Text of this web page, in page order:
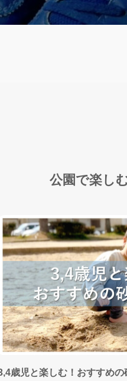
公園で楽し
歳児と楽しむ！おすすめ